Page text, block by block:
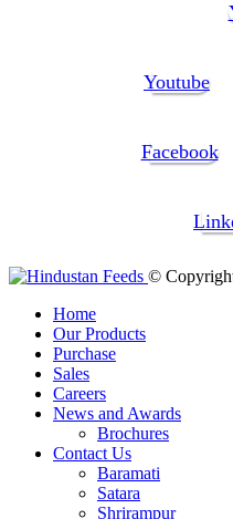
Youtube
Facebook
©
Home
Our Products
Purchase
Sales
Careers
News and Awards
Brochures
Contact Us
Baramati
Satara
Shrirampur